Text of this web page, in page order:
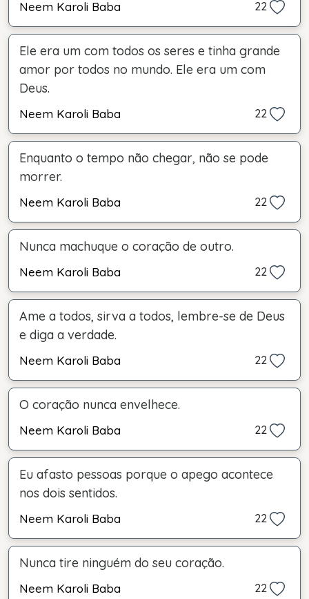
Neem Karoli Baba 22
Ele era um com todos os seres e tinha grande
amor por todos no mundo. Ele era um com
Deus.
Neem Karoli Baba 22
Enquanto o tempo não chegar, não se pode
morrer.
Neem Karoli Baba 22
Nunca machuque o coração de outro.
Neem Karoli Baba 22
Ame a todos, sirva a todos, lembre-se de Deus
e diga a verdade.
Neem Karoli Baba 22
O coração nunca envelhece.
Neem Karoli Baba 22
Eu afasto pessoas porque o apego acontece
nos dois sentidos.
Neem Karoli Baba 22
Nunca tire ninguém do seu coração.
Neem Karoli Baba 22